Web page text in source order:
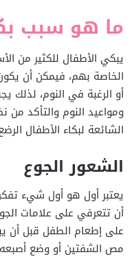
ما هو سبب
يبكي الأطفال للكثير من
الخاصة بهم، فيمكن أن
أو الرغبة في النوم، لذلك
ومواعيد النوم والتأكد
الشائعة لبكاء الأطفال
الشعور الجوع
يعتبر أول هو أول شيء
أن تتعرفي على علامات
على إطعام الطفل قبل أن
مص الشفتين أو وضع